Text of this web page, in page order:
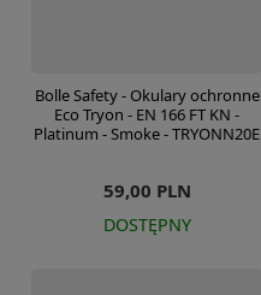
Bolle Safety - Okulary ochronne
Eco Tryon - EN 166 FT KN -
Platinum - Smoke - TRYONN20E
59,00 PLN
DOSTĘPNY